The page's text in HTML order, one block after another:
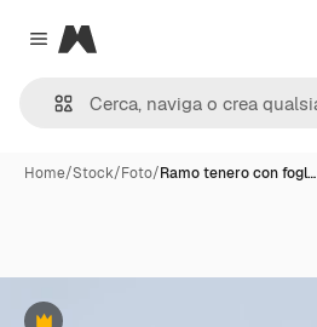
Close menu
Magnific
Home/Stock/Foto/Ramo tenero con fogl…